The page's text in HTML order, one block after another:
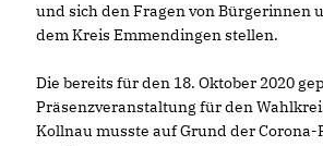
und sich den Fragen von Bürgerinnen
dem Kreis Emmendingen stellen.
Die bereits für den 18. Oktober 2020
Präsenzveranstaltung für den
Kollnau musste auf Grund der Corona-